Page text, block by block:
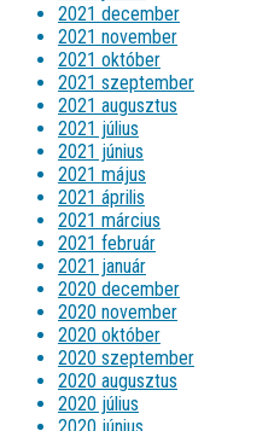
2021 december
2021 november
2021 október
2021 szeptember
2021 augusztus
2021 július
2021 június
2021 május
2021 április
2021 március
2021 február
2021 január
2020 december
2020 november
2020 október
2020 szeptember
2020 augusztus
2020 július